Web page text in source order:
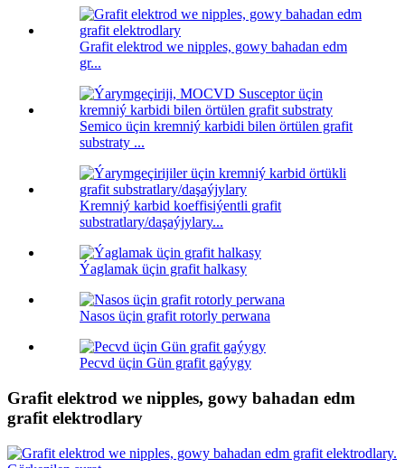
Grafit elektrod we nipples, gowy bahadan edm
gr...
Semico üçin kremniý karbidi bilen örtülen grafit
substraty ...
Kremniý karbid koeffisiýentli grafit
substratlary/daşaýjylary...
Ýaglamak üçin grafit halkasy
Nasos üçin grafit rotorly perwana
Pecvd üçin Gün grafit gaýygy
Grafit elektrod we nipples, gowy bahadan edm
grafit elektrodlary